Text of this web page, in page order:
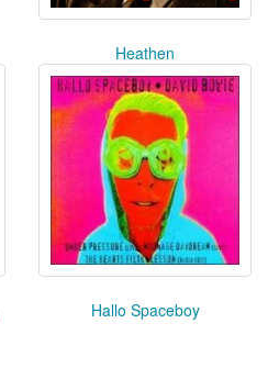
Heathen
Hallo Spaceboy